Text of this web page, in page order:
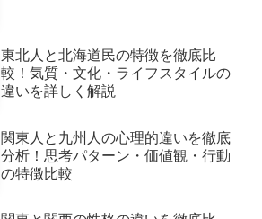
東北人と北海道民の特徴を徹底比
較！気質・文化・ライフスタイルの
違いを詳しく解説
関東人と九州人の心理的違いを徹底
分析！思考パターン・価値観・行動
の特徴比較